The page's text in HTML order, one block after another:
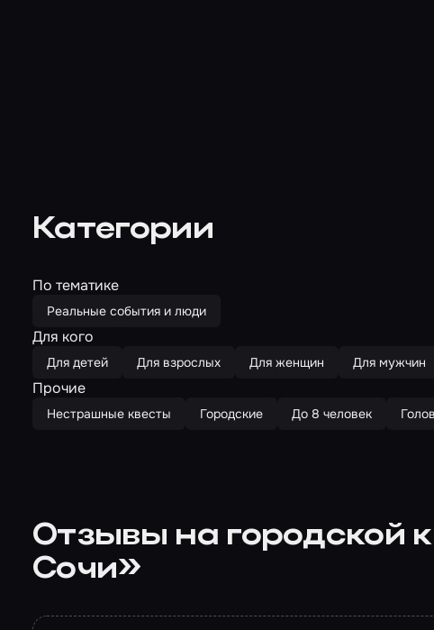
Категории
По тематике
Реальные события и люди
Для кого
Для детей Для взрослых Для женщин Для мужчин
Прочие
Нестрашные квесты Городские До 8 человек
Отзывы на городской
Сочи»